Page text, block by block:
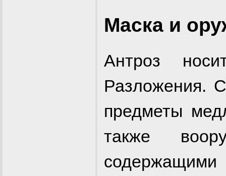
Маска и
Антроз
Разложения.
предметы
также